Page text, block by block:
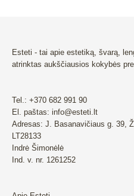
Esteti - tai apie estetiką, švarą,
atrinktas aukščiausios kokybės
Tel.: +370 682 991 90
El. paštas: info@esteti.lt
Adresas: J. Basanavičiaus g. 39,
LT28133
Indrė Šimonėlė
Ind. v. nr. 1261252